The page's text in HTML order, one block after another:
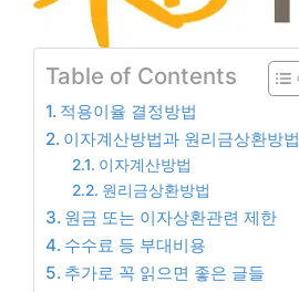
Table of Contents
적용이율 결정방법
이자계산방법과 원리금상환방법
이자계산방법
원리금상환방법
원금 또는 이자상환관련 제한
수수료 등 부대비용
추가로 꼭 읽으면 좋은 글들